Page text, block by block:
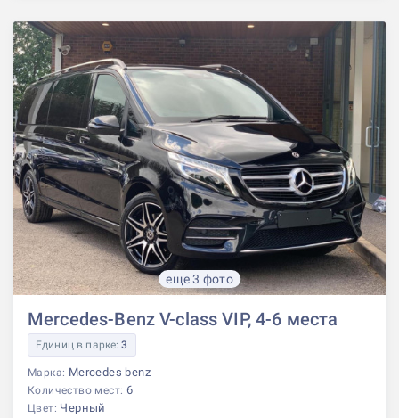
еще 3 фото
Mercedes-Benz V-class VIP, 4-6 места
Единиц в парке:3
Марка: Mercedes benz
Количество мест: 6
Цвет: Черный